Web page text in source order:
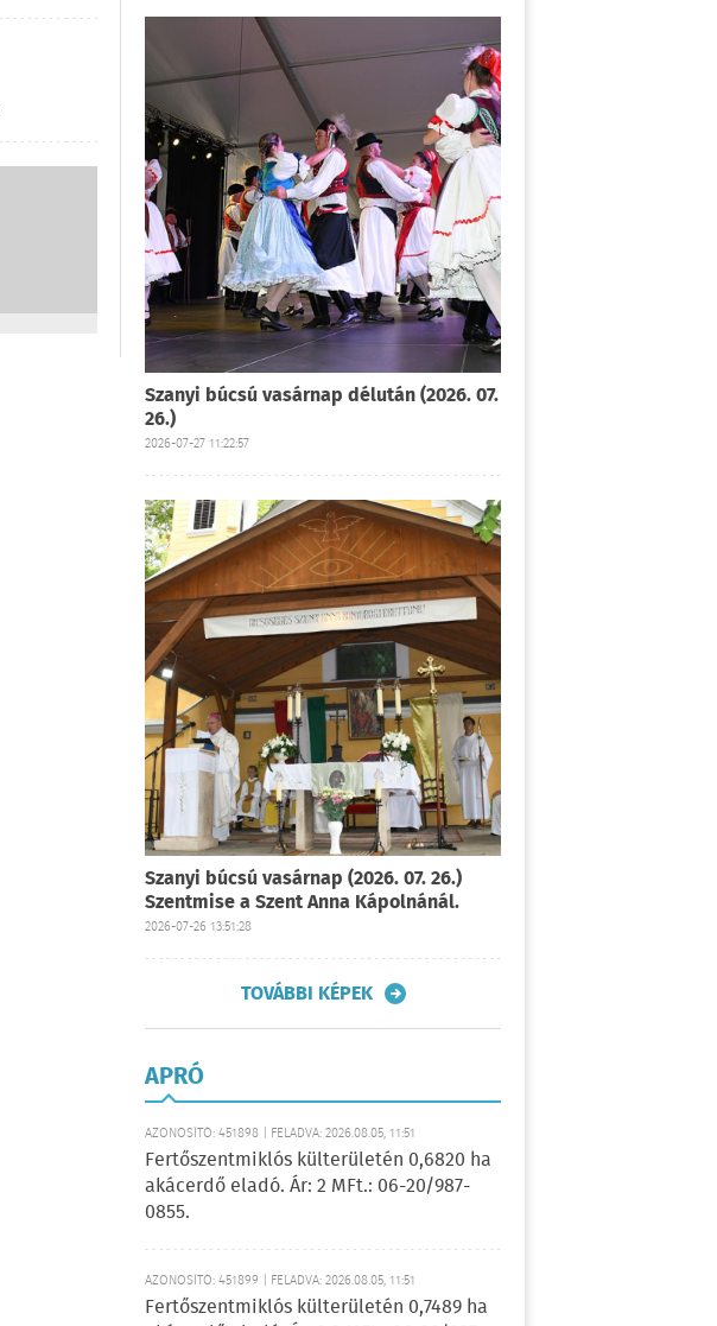
Szanyi búcsú vasárnap délután (2026. 07.
26.)
2026-07-27 11:22:57
Szanyi búcsú vasárnap (2026. 07. 26.)
Szentmise a Szent Anna Kápolnánál.
2026-07-26 13:51:28
TOVÁBBI KÉPEK
APRÓ
AZONOSÍTÓ: 451898 | FELADVA: 2026.08.05, 11:51
Fertőszentmiklós külterületén 0,6820 ha
akácerdő eladó. Ár: 2 MFt.: 06-20/987-
0855.
AZONOSÍTÓ: 451899 | FELADVA: 2026.08.05, 11:51
Fertőszentmiklós külterületén 0,7489 ha